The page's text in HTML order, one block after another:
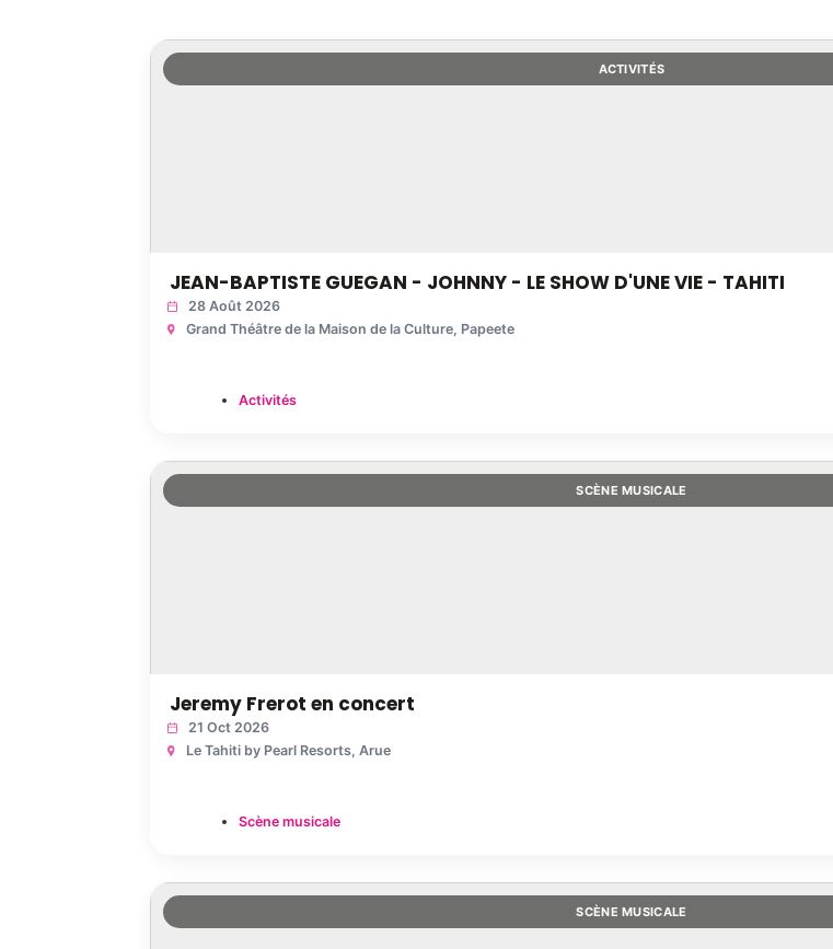
ACTIVITÉS
JEAN-BAPTISTE GUEGAN - JOHNNY - LE SHOW D'UNE VIE - TAHITI
28 Août 2026
Grand Théâtre de la Maison de la Culture, Papeete
Activités
SCÈNE MUSICALE
Jeremy Frerot en concert
21 Oct 2026
Le Tahiti by Pearl Resorts, Arue
Scène musicale
SCÈNE MUSICALE